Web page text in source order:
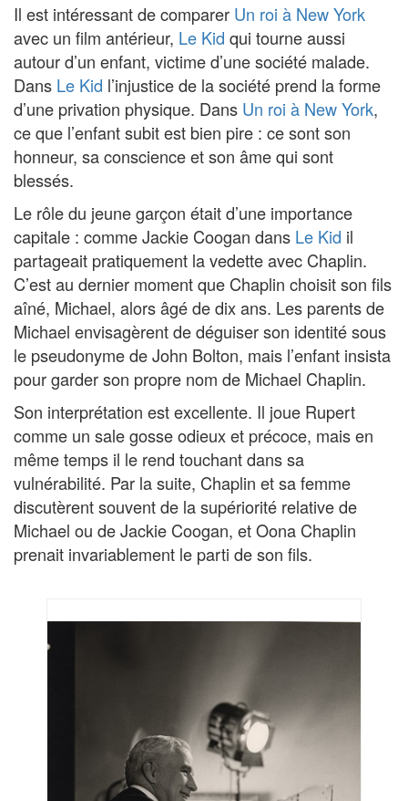
Il est intéressant de comparer Un roi à New York
avec un film antérieur, Le Kid qui tourne aussi
autour d’un enfant, victime d’une société malade.
Dans Le Kid l’injustice de la société prend la forme
d’une privation physique. Dans Un roi à New York,
ce que l’enfant subit est bien pire : ce sont son
honneur, sa conscience et son âme qui sont
blessés.
Le rôle du jeune garçon était d’une importance
capitale : comme Jackie Coogan dans Le Kid il
partageait pratiquement la vedette avec Chaplin.
C’est au dernier moment que Chaplin choisit son fils
aîné, Michael, alors âgé de dix ans. Les parents de
Michael envisagèrent de déguiser son identité sous
le pseudonyme de John Bolton, mais l’enfant insista
pour garder son propre nom de Michael Chaplin.
Son interprétation est excellente. Il joue Rupert
comme un sale gosse odieux et précoce, mais en
même temps il le rend touchant dans sa
vulnérabilité. Par la suite, Chaplin et sa femme
discutèrent souvent de la supériorité relative de
Michael ou de Jackie Coogan, et Oona Chaplin
prenait invariablement le parti de son fils.